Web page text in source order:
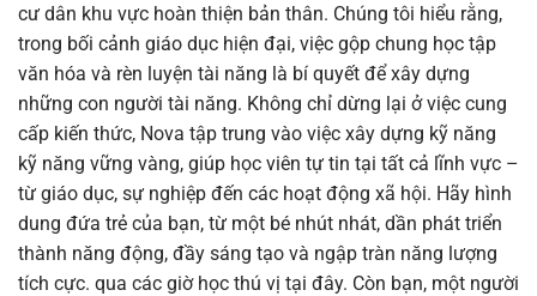
cư dân khu vực hoàn thiện bản thân. Chúng tôi hiểu rằng,
trong bối cảnh giáo dục hiện đại, việc gộp chung học tập
văn hóa và rèn luyện tài năng là bí quyết để xây dựng
những con người tài năng. Không chỉ dừng lại ở việc cung
cấp kiến thức, Nova tập trung vào việc xây dựng kỹ năng
kỹ năng vững vàng, giúp học viên tự tin tại tất cả lĩnh vực –
từ giáo dục, sự nghiệp đến các hoạt động xã hội. Hãy hình
dung đứa trẻ của bạn, từ một bé nhút nhát, dần phát triển
thành năng động, đầy sáng tạo và ngập tràn năng lượng
tích cực. qua các giờ học thú vị tại đây. Còn bạn, một người